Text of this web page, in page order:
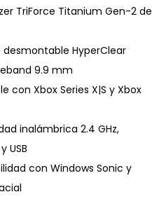
TriForce Titanium Gen-2 de
HyperClear
9.9 mm
con Xbox Series X|S y Xbox
inalámbrica 2.4 GHz,
USB
con Windows Sonic y